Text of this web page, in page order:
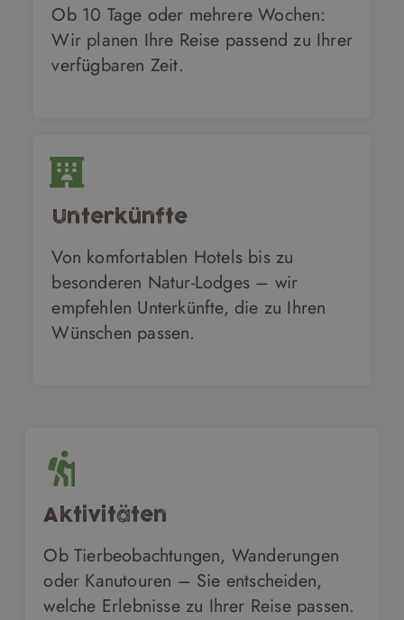
Ob 10 Tage oder mehrere Wochen:
Wir planen Ihre Reise passend zu Ihrer
verfügbaren Zeit.
Unterkünfte
Von komfortablen Hotels bis zu
besonderen Natur-Lodges – wir
empfehlen Unterkünfte, die zu Ihren
Wünschen passen.
Aktivitäten
Ob Tierbeobachtungen, Wanderungen
oder Kanutouren – Sie entscheiden,
welche Erlebnisse zu Ihrer Reise passen.